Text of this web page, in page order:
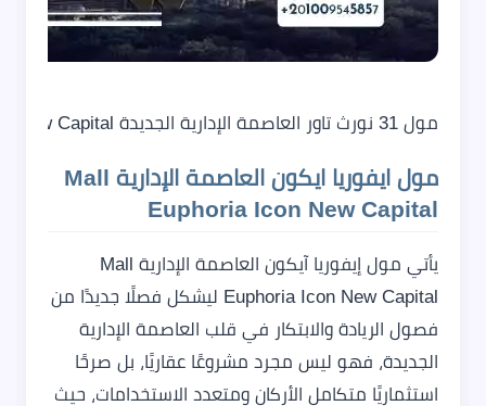
مول 31 نورث تاور العاصمة الإدارية الجديدة Mall 31 North Tower New Capital
مول ايفوريا ايكون العاصمة الإدارية Mall
Euphoria Icon New Capital
يأتي مول إيفوريا آيكون العاصمة الإدارية Mall
Euphoria Icon New Capital ليشكل فصلًا جديدًا من
فصول الريادة والابتكار في قلب العاصمة الإدارية
الجديدة، فهو ليس مجرد مشروعًا عقاريًا، بل صرحًا
استثماريًا متكامل الأركان ومتعدد الاستخدامات، حيث